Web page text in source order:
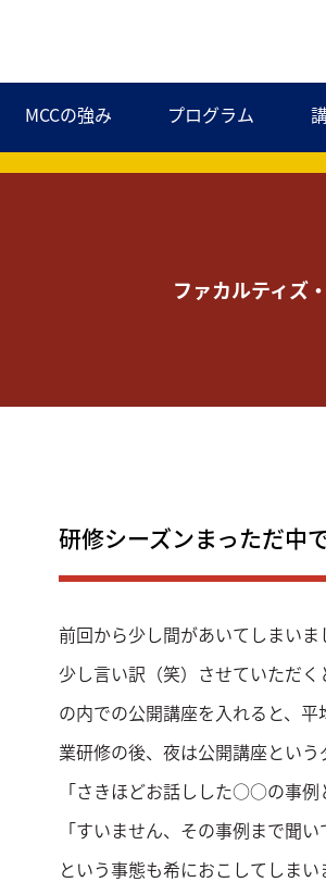
MCCの強み プログラム
ファカルティズ
研修シーズンまっただ中
前回から少し間があいてしまいま
少し言い訳（笑）させていただ
の内での公開講座を入れると、
業研修の後、夜は公開講座という
「さきほどお話しした○○の事例
「すいません、その事例まで聞い
という事態も希におこしてしま